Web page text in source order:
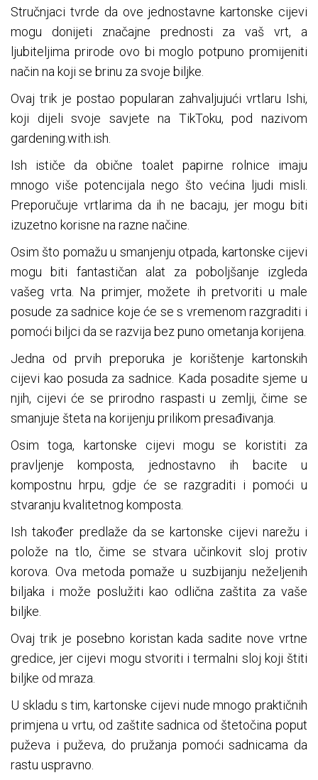
Stručnjaci tvrde da ove jednostavne kartonske cijevi
mogu donijeti značajne prednosti za vaš vrt, a
ljubiteljima prirode ovo bi moglo potpuno promijeniti
način na koji se brinu za svoje biljke.
Ovaj trik je postao popularan zahvaljujući vrtlaru Ishi,
koji dijeli svoje savjete na TikToku, pod nazivom
gardening.with.ish.
Ish ističe da obične toalet papirne rolnice imaju
mnogo više potencijala nego što većina ljudi misli.
Preporučuje vrtlarima da ih ne bacaju, jer mogu biti
izuzetno korisne na razne načine.
Osim što pomažu u smanjenju otpada, kartonske cijevi
mogu biti fantastičan alat za poboljšanje izgleda
vašeg vrta. Na primjer, možete ih pretvoriti u male
posude za sadnice koje će se s vremenom razgraditi i
pomoći biljci da se razvija bez puno ometanja korijena.
Jedna od prvih preporuka je korištenje kartonskih
cijevi kao posuda za sadnice. Kada posadite sjeme u
njih, cijevi će se prirodno raspasti u zemlji, čime se
smanjuje šteta na korijenju prilikom presađivanja.
Osim toga, kartonske cijevi mogu se koristiti za
pravljenje komposta, jednostavno ih bacite u
kompostnu hrpu, gdje će se razgraditi i pomoći u
stvaranju kvalitetnog komposta.
Ish također predlaže da se kartonske cijevi narežu i
polože na tlo, čime se stvara učinkovit sloj protiv
korova. Ova metoda pomaže u suzbijanju neželjenih
biljaka i može poslužiti kao odlična zaštita za vaše
biljke.
Ovaj trik je posebno koristan kada sadite nove vrtne
gredice, jer cijevi mogu stvoriti i termalni sloj koji štiti
biljke od mraza.
U skladu s tim, kartonske cijevi nude mnogo praktičnih
primjena u vrtu, od zaštite sadnica od štetočina poput
puževa i puževa, do pružanja pomoći sadnicama da
rastu uspravno.